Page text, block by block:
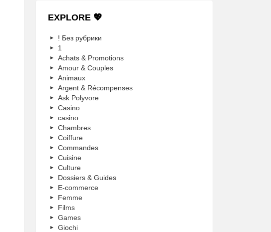
EXPLORE 💖
! Без рубрики
1
Achats & Promotions
Amour & Couples
Animaux
Argent & Récompenses
Ask Polyvore
Casino
casino
Chambres
Coiffure
Commandes
Cuisine
Culture
Dossiers & Guides
E-commerce
Femme
Films
Games
Giochi